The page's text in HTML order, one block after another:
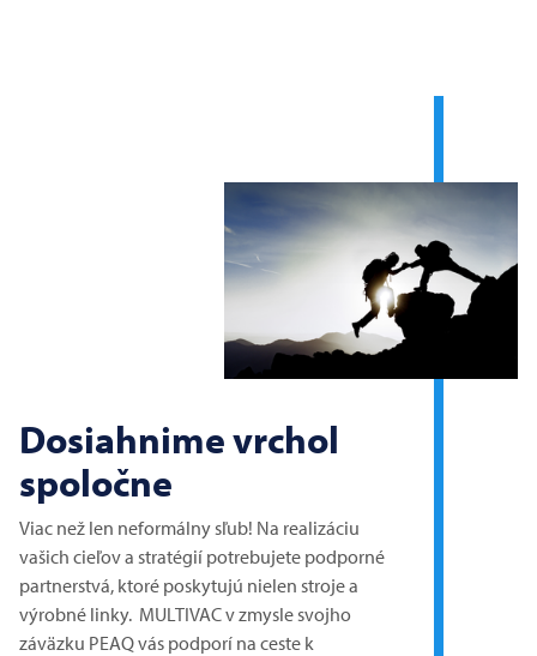
Dosiahnime vrchol
spoločne
Viac než len neformálny sľub! Na realizáciu
vašich cieľov a stratégií potrebujete podporné
partnerstvá, ktoré poskytujú nielen stroje a
výrobné linky. MULTIVACv zmysle svojho
záväzku PEAQ vás podporí na ceste k